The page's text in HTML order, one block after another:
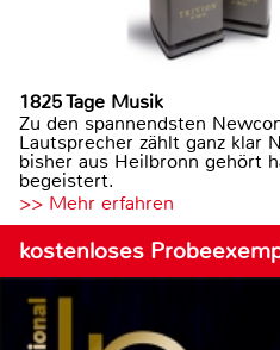
1825 Tage Musik
Zu den spannendsten
Lautsprecher zählt ganz klar
bisher aus Heilbronn gehört
begeistert.
>> Mehr erfahren
kostenloses